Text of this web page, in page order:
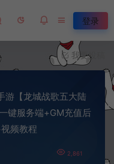
登录
我要投稿
游【龙城战歌五大陆
键服务端+GM充值后
频教程
2,861